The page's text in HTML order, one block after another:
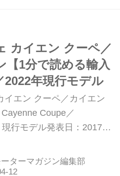
カイエン クーペ／
【1分で読める輸入
2022年現行モデル
イエン クーペ／カイエン
Cayenne Coupe／
行モデル発表日：2017年
）車両価格：1118万円〜
ターマガジン編集部